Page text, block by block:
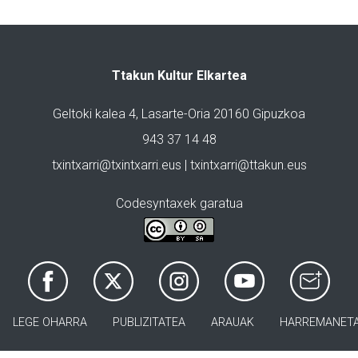
Ttakun Kultur Elkartea
Geltoki kalea 4, Lasarte-Oria 20160 Gipuzkoa
943 37 14 48
txintxarri@txintxarri.eus | txintxarri@ttakun.eus
Codesyntaxek garatua
LEGE OHARRA PUBLIZITATEA ARAUAK